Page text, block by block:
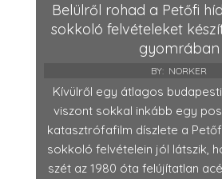
Belülről rohad a Petőfi
sokkoló felvételeket
gyomrában
BY: NORKER
Kívülről egy átlagos
viszont sokkal inkább egy
katasztrófafilm díszlete a
sokkoló felvételein jól látszik,
szét az 1980 óta felújítatlan